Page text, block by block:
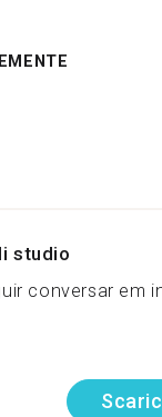
studio
conversar em